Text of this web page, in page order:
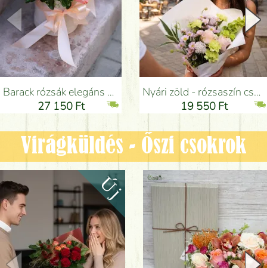
Barack rózsák elegáns plüssös henger dobozban (9 szál) - Virágküldés Budapesten
27 150 Ft
Nyári zöld - rózsaszín csokor szegfűvel, santinivel, rózsával, apró virágokkal (12 szál) - Virágküldés Budapesten
19 550 Ft
Virágküldés - Őszi csokrok